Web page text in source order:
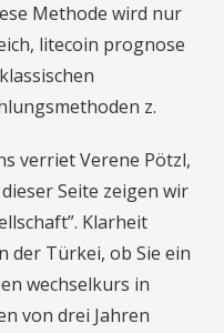
Methode wird nur
litecoin prognose
z.
verriet Verene Pötzl,
Seite zeigen wir
Klarheit
der Türkei, ob Sie ein
wechselkurs in
von drei Jahren